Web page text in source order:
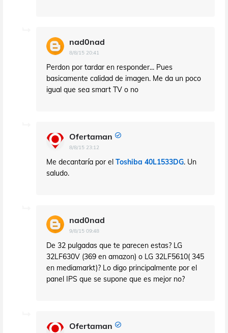
nad0nad
8/8/15 20:41
Perdon por tardar en responder... Pues
basicamente calidad de imagen. Me da un poco
igual que sea smart TV o no
Ofertaman
8/8/15 23:12
Me decantaría por el Toshiba 40L1533DG. Un
saludo.
nad0nad
9/8/15 09:48
De 32 pulgadas que te parecen estas? LG
32LF630V (369 en amazon) o LG 32LF5610( 345
en mediamarkt)? Lo digo principalmente por el
panel IPS que se supone que es mejor no?
Ofertaman